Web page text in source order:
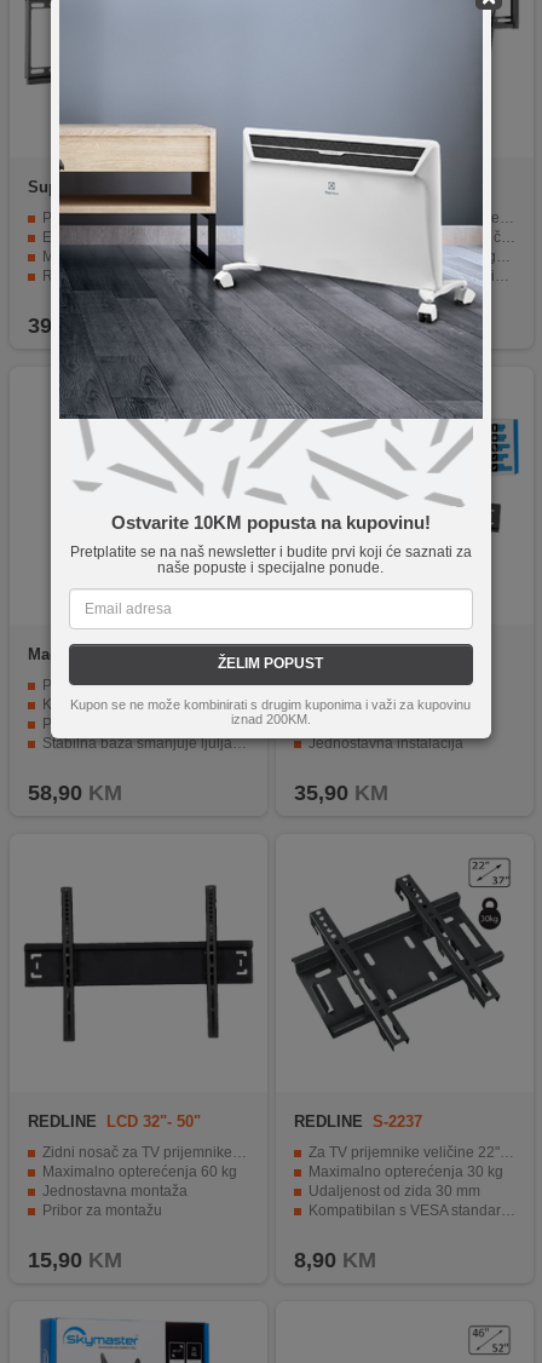
Ostvarite 10KM popusta na kupovinu!
Pretplatite se na naš newsletter i budite prvi koji će saznati za
naše popuste i specijalne ponude.
ŽELIM POPUST
Kupon se ne može kombinirati s drugim kuponima i važi za kupovinu
iznad 200KM.
Superior
Tilt Extra Slim 37-
Pogodan za TV uređaje veličine 37″ do 80″
Extra slim dizajn za elegantan izgled prostora
Mogućnost nagiba za bolji kut gledanja
Robusna čelična konstrukcija za sigurnu montažu
Pogodan za dnevne sobe, spavaće sobe i uredske prostore
39,90 KM
home LCDH4395T
Kompatibilan sa ekranima veličine od 43" do 95"
Maksimalna nosivost 75 kg, čvrsta konstrukcija
Nagib: 0° / -8° za savršen ugao gledanja
Brzo zaključavanje za maksimalnu sigurnost
Široka VESA kompatibilnost za moderne televizore
49,90 KM
Maclean
Podržava televizore do 65" i težine do 40 kg
Kompatibilan s VESA standardima do 400 x 400 mm
Podesiv kut i visina za optimalan pregled
Stabilna baza smanjuje ljuljanje i poboljšava sigurnost
58,90 KM
Skymaster
Opterećenje do 50 kg
Udaljenost od zida 50 mm
VESA 400 x 400mm dizajn
Jednostavna instalacija
35,90 KM
REDLINE LCD 32"- 50"
Zidni nosač za TV prijemnike 32" - 60"
Maximalno opterećenja 60 kg
Jednostavna montaža
Pribor za montažu
15,90 KM
REDLINE S-2237
Za TV prijemnike veličine 22" - 37"
Maximalno opterećenja 30 kg
Udaljenost od zida 30 mm
Kompatibilan s VESA standardom
8,90 KM